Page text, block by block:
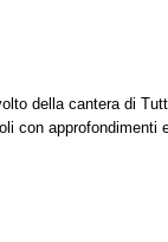
della cantera di
con approfondimenti